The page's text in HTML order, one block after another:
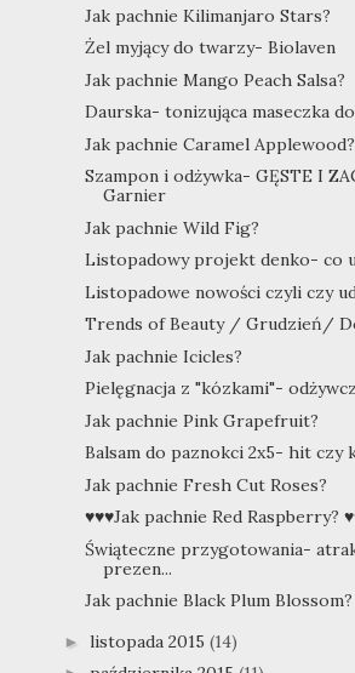
Jak pachnie Kilimanjaro Stars?
Żel myjący do twarzy- Biolaven
Jak pachnie Mango Peach Salsa?
Daurska- tonizująca maseczka
Jak pachnie Caramel Applewood?
Szampon i odżywka- GĘSTE I
Garnier
Jak pachnie Wild Fig?
Listopadowy projekt denko- co
Listopadowe nowości czyli czy
Trends of Beauty / Grudzień/
Jak pachnie Icicles?
Pielęgnacja z "kózkami"-
Jak pachnie Pink Grapefruit?
Balsam do paznokci 2x5- hit czy
Jak pachnie Fresh Cut Roses?
♥♥♥Jak pachnie Red Raspberry?
Świąteczne przygotowania-
prezen...
Jak pachnie Black Plum Blossom?
► listopada 2015 (14)